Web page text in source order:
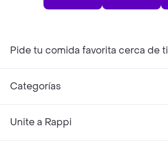
Pide tu comida favorita cerca de ti
Categorías
Unite a Rappi